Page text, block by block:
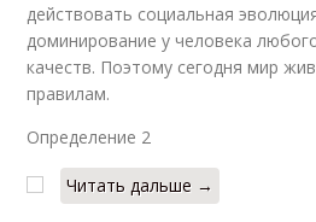
действовать социальная
доминирование у человека
качеств. Поэтому сегодня мир
правилам.
Определение 2
Читать дальше →